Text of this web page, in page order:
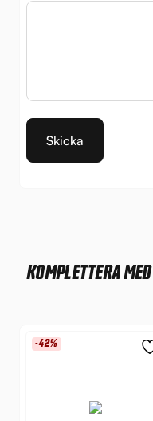
KOMPLETTERA MED
-42%